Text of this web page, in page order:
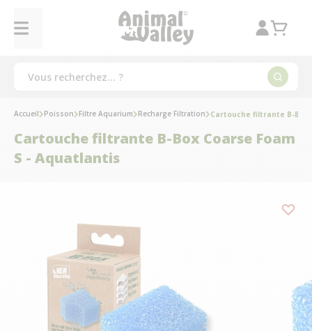
Accueil Poisson Filtre Aquarium Recharge Filtration Cartouche filtrante B-Box
Cartouche filtrante B-Box Coarse Foam
S - Aquatlantis